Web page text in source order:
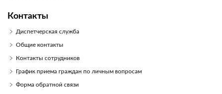
Контакты
Диспетчерская служба
Общие контакты
Контакты сотрудников
График приема граждан по личным вопросам
Форма обратной связи